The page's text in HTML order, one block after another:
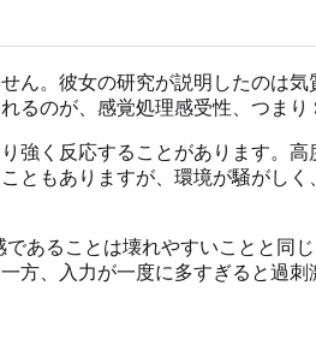
ん。彼女の研究が説明したのは
のが、感覚処理感受性、つまり
く反応することがあります。
もありますが、環境が騒がし
あることは壊れやすいことと同
、入力が一度に多すぎると過刺